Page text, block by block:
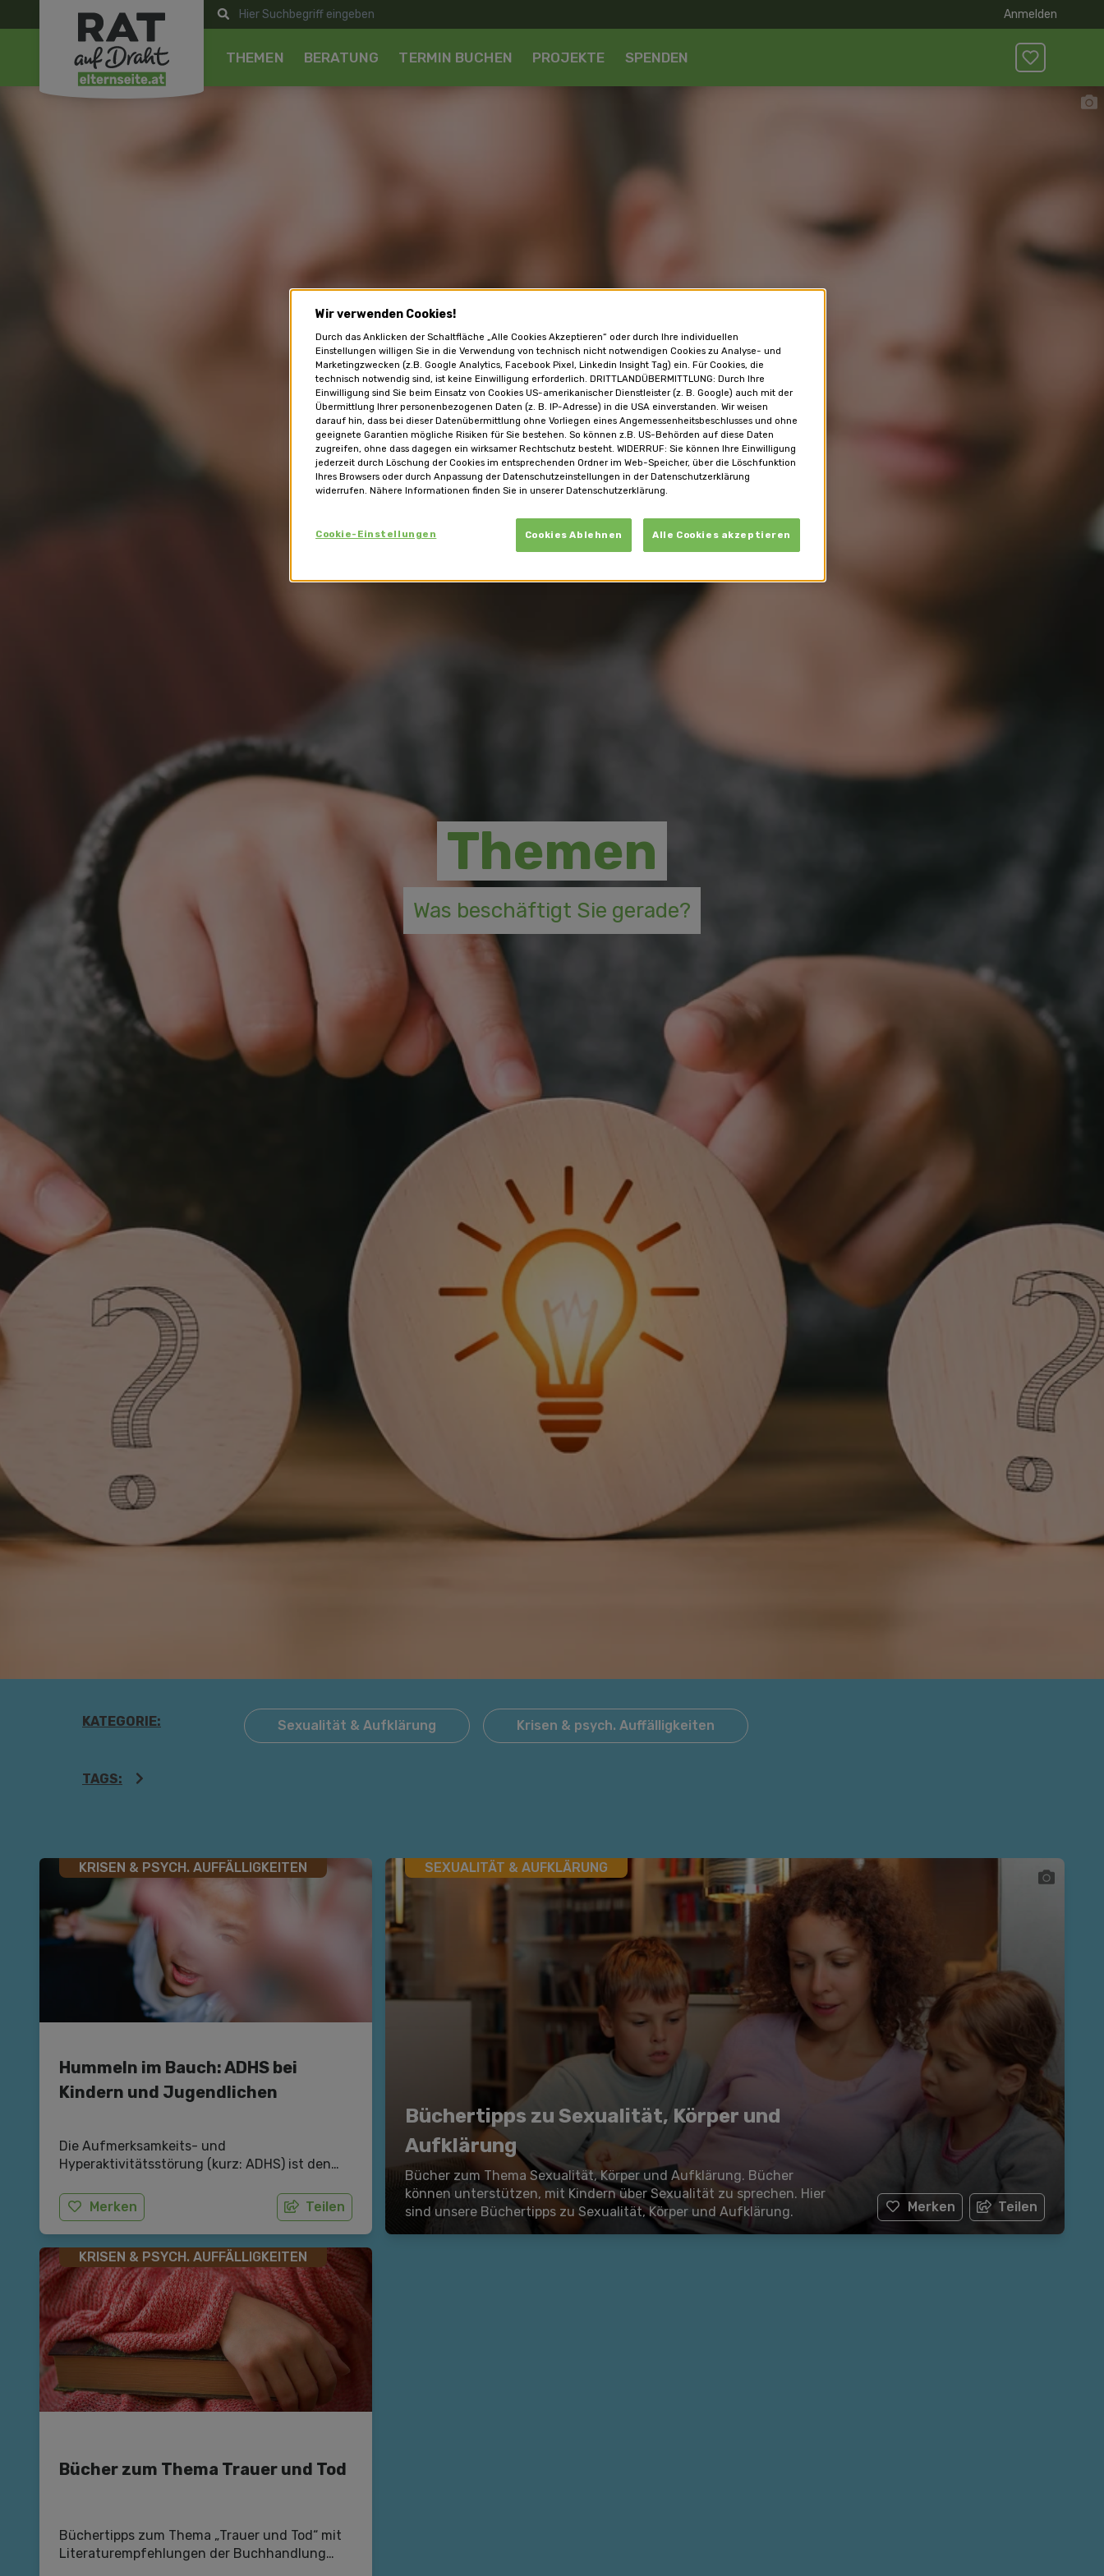
Anmelden
THEMEN BERATUNG TERMIN BUCHEN PROJEKTE SPENDEN
Themen
Was beschäftigt Sie gerade?
KATEGORIE: Sexualität & Aufklärung Krisen & psych. Auffälligkeiten
TAGS:
KRISEN & PSYCH. AUFFÄLLIGKEITEN
Hummeln im Bauch: ADHS bei
Kindern und Jugendlichen
Die Aufmerksamkeits- und
Hyperaktivitätsstörung (kurz: ADHS) ist den
Doch wodurch wird sie genau
gekennzeichnet? Und was können wir als
Eltern tun?
Merken Teilen
Büchertipps zu Sexualität, Körper und
Aufklärung
Bücher zum Thema Sexualität, Körper und Aufklärung. Bücher
können unterstützen, mit Kindern über Sexualität zu sprechen. Hier
sind unsere Büchertipps zu Sexualität, Körper und Aufklärung.
Merken Teilen
SEXUALITÄT & AUFKLÄRUNG
KRISEN & PSYCH. AUFFÄLLIGKEITEN
Bücher zum Thema Trauer und Tod
Büchertipps zum Thema „Trauer und Tod“ mit
Literaturempfehlungen der Buchhandlung
Wir verwenden Cookies!
Durch das Anklicken der Schaltfläche „Alle Cookies Akzeptieren“ oder durch Ihre individuellen
Einstellungen willigen Sie in die Verwendung von technisch nicht notwendigen Cookies zu Analyse- und
Marketingzwecken (z.B. Google Analytics, Facebook Pixel, Linkedin Insight Tag) ein. Für Cookies, die
technisch notwendig sind, ist keine Einwilligung erforderlich. DRITTLANDÜBERMITTLUNG: Durch Ihre
Einwilligung sind Sie beim Einsatz von Cookies US-amerikanischer Dienstleister (z. B. Google) auch mit der
Übermittlung Ihrer personenbezogenen Daten (z. B. IP-Adresse) in die USA einverstanden. Wir weisen
darauf hin, dass bei dieser Datenübermittlung ohne Vorliegen eines Angemessenheitsbeschlusses und ohne
geeignete Garantien mögliche Risiken für Sie bestehen. So können z.B. US-Behörden auf diese Daten
zugreifen, ohne dass dagegen ein wirksamer Rechtschutz besteht. WIDERRUF: Sie können Ihre Einwilligung
jederzeit durch Löschung der Cookies im entsprechenden Ordner im Web-Speicher, über die Löschfunktion
Ihres Browsers oder durch Anpassung der Datenschutzeinstellungen in der Datenschutzerklärung
widerrufen. Nähere Informationen finden Sie in unserer Datenschutzerklärung.
Cookies Ablehnen Alle Cookies akzeptieren
Cookie-Einstellungen